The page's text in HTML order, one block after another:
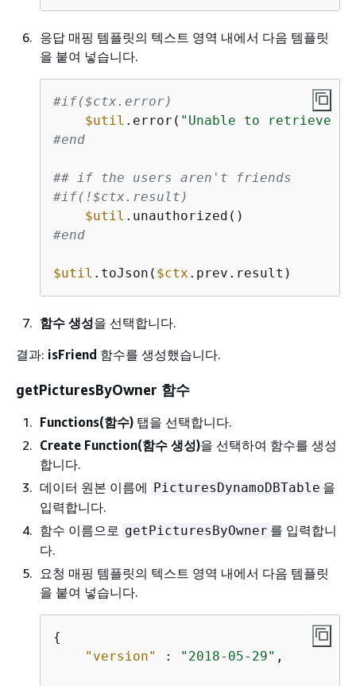
응답 매핑 템플릿의 텍스트 영역 내에서 다음 템플릿
을 붙여 넣습니다.
#if($ctx.error)
$util .error( "Unable to retrieve
#end
## if the users aren't friends
#if(!$ctx.result)
$util
#end
$util .toJson( $ctx .prev.result)
함수 생성을 선택합니다.
결과: isFriend 함수를 생성했습니다.
getPicturesByOwner 함수
Functions(함수) 탭을 선택합니다.
Create Function(함수 생성)을 선택하여 함수를 생성
합니다.
데이터 원본 이름에
PicturesDynamoDBTable 을
입력합니다.
함수 이름으로 getPicturesByOwner 를 입력합니
다.
요청 매핑 템플릿의 텍스트 영역 내에서 다음 템플릿
을 붙여 넣습니다.
{
"version"
: "2018-05-29" ,